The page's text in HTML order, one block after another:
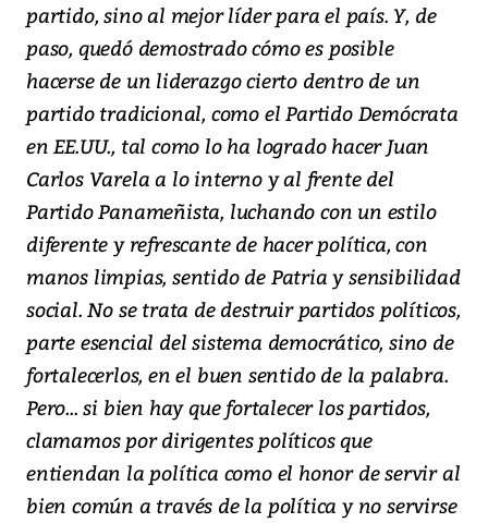
partido, sino al mejor líder para el país. Y, de
paso, quedó demostrado cómo es posible
hacerse de un liderazgo cierto dentro de un
partido tradicional, como el Partido Demócrata
en EE.UU., tal como lo ha logrado hacer Juan
Carlos Varela a lo interno y al frente del
Partido Panameñista, luchando con un estilo
diferente y refrescante de hacer política, con
manos limpias, sentido de Patria y sensibilidad
social. No se trata de destruir partidos políticos,
parte esencial del sistema democrático, sino de
fortalecerlos, en el buen sentido de la palabra.
Pero... si bien hay que fortalecer los partidos,
clamamos por dirigentes políticos que
entiendan la política como el honor de servir al
bien común a través de la política y no servirse